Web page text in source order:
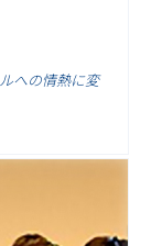
への情熱に変